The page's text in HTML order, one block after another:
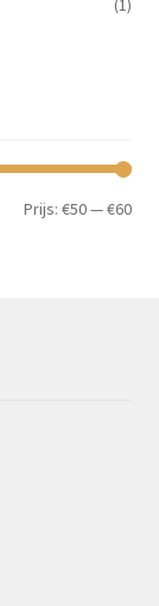
(1)
Min.
Prijs:€50—€60